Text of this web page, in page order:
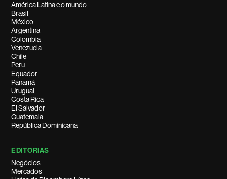
América Latina e o mundo
Brasil
México
Argentina
Colombia
Venezuela
Chile
Peru
Equador
Panamá
Uruguai
Costa Rica
El Salvador
Guatemala
República Dominicana
EDITORIAS
Negócios
Mercados